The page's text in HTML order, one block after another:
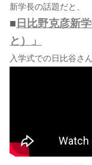
新学長の話題だと、
■ 日比野克彦新
と）」
入学式での日比谷さ